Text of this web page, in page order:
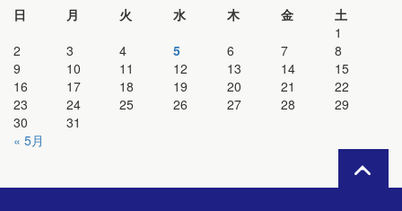
日
月 火 水 木 金
土
1
2
3 4 5 6 7
8
9
10 11 12 13 14
15
16
17 18 19 20 21
22
23
24 25 26 27 28
29
30
31
« 5月